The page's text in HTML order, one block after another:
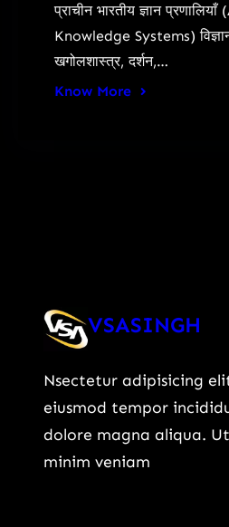
प्राचीन भारतीय ज्ञान
Knowledge Systems)
खगोलशास्त्र, दर्शन,…
Know More
VSASINGH
Nsectetur adipisicing
eiusmod tempor
dolore magna aliqua.
minim veniam